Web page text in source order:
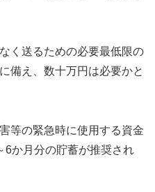
く送るための必要最低限の
備え、数十万円は必要かと
等の緊急時に使用する資金
6か月分の貯蓄が推奨され